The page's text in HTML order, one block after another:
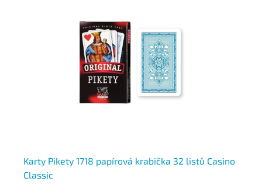
Karty Pikety 1718 papírová krabička 32 listů Casino
Classic